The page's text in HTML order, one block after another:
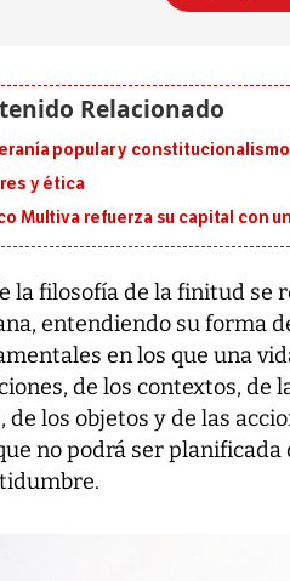
popular y
y ética
Multiva refuerza su capital con
la filosofía de la finitud se
entendiendo su forma
en los que una
de los contextos, de
de los objetos y de las
no podrá ser